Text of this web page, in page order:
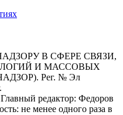
В СФЕРЕ СВЯЗИ,
И МАССОВЫХ
Рег. № Эл
редактор: Федоров
не менее одного раза в